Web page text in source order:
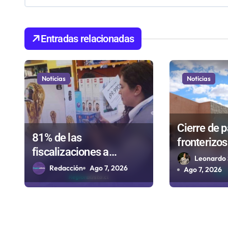
i
ó
n
d
e
t
Entradas relacionadas
Noticias
81% de las
fiscalizaciones a
juguetes en Antofagasta
termina en sumarios
Redacción Ago 7, 2026
Noticias
Cierre de
importar
Paso
Leonardo
Ago 7, 2026